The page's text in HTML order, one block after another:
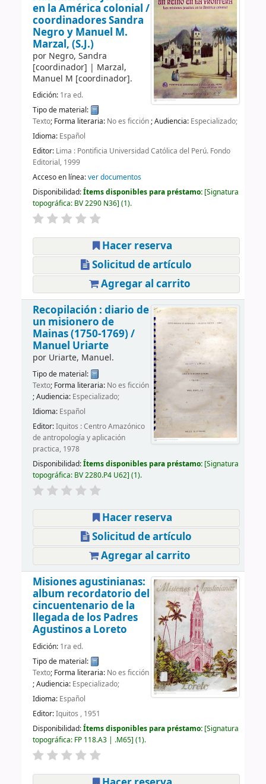
en la América colonial /
coordinadores Sandra
Negro y Manuel M.
Marzal, (S.J.)
por Negro, Sandra
[coordinador] | Marzal,
Manuel M [coordinador].
Edición: 1ra ed.
Tipo de material:
Texto; Forma literaria: No es ficción; Audiencia: Especializado;
Idioma: Español
Editor: Lima : Pontificia Universidad Católica del Perú. Fondo
Editorial, 1999
Acceso en línea:ver documentos
Disponibilidad:Ítems disponibles para préstamo: Signatura
topográfica: BV 2290 N36 (1).
Hacer reserva
Solicitud de artículo
Agregar al carrito
Recopilación : diario de
un misionero de
Mainas (1750-1769) /
Manuel Uriarte
por Uriarte, Manuel.
Tipo de material:
Texto; Forma literaria: No es ficción
; Audiencia: Especializado;
Idioma: Español
Editor:Iquitos : Centro Amazónico
de antropología y aplicación
practica, 1978
Disponibilidad:Ítems disponibles para préstamo: Signatura
topográfica: BV 2280.P4 U62 (1).
Hacer reserva
Solicitud de artículo
Agregar al carrito
Misiones agustinianas:
album recordatorio del
cincuentenario de la
llegada de los Padres
Agustinos a Loreto
Edición: 1ra ed.
Tipo de material:
Texto; Forma literaria: No es ficción
; Audiencia: Especializado;
Idioma: Español
Editor:Iquitos , 1951
Disponibilidad:Ítems disponibles para préstamo: Signatura
topográfica: FP 118.A3 | .M65 (1).